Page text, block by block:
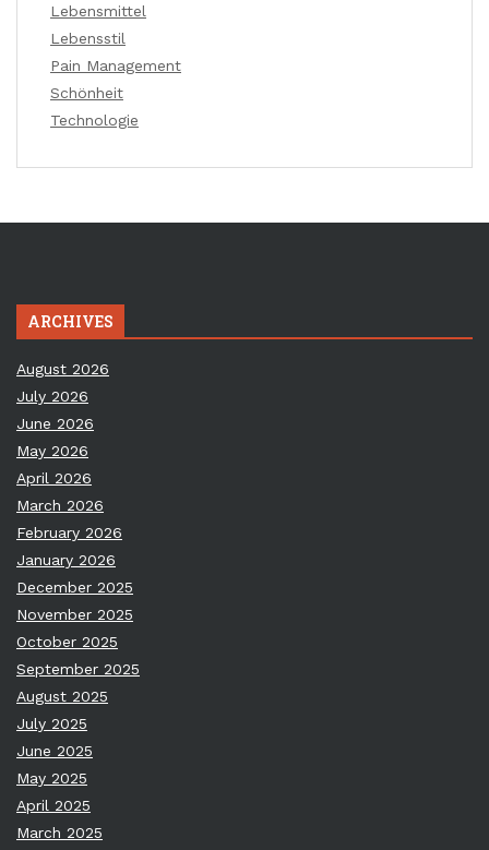
Lebensmittel
Lebensstil
Pain Management
Schönheit
Technologie
ARCHIVES
August 2026
July 2026
June 2026
May 2026
April 2026
March 2026
February 2026
January 2026
December 2025
November 2025
October 2025
September 2025
August 2025
July 2025
June 2025
May 2025
April 2025
March 2025